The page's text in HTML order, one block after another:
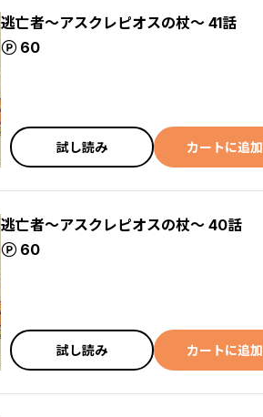
逃亡者～アスクレピオスの杖～ 41話
60
試し読み カートに追加
逃亡者～アスクレピオスの杖～ 40話
60
試し読み カートに追加